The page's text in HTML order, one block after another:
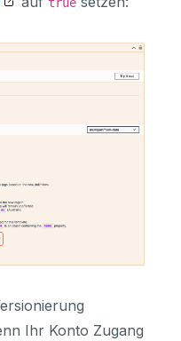
Ihr Konto Zugang